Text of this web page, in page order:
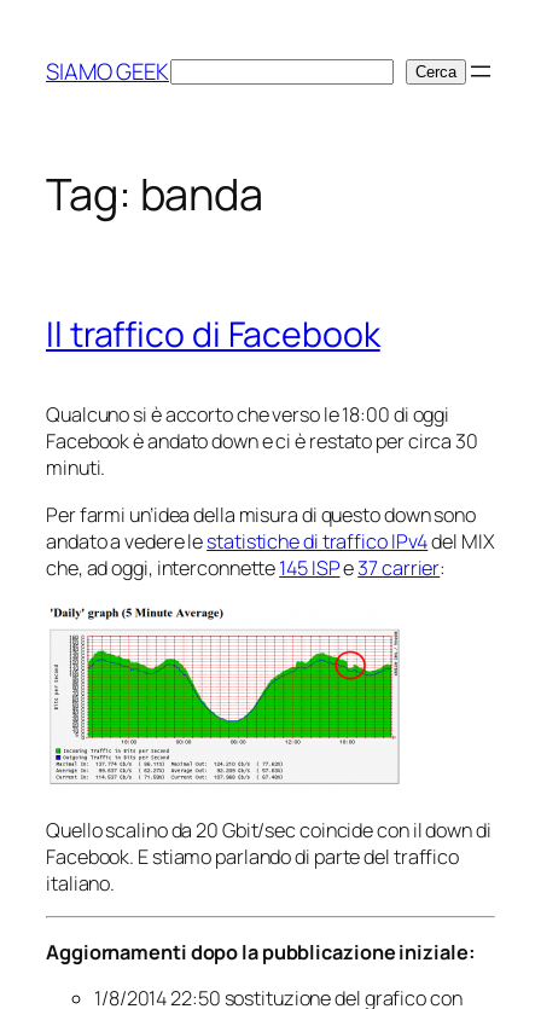
contenuto
SIAMO GEEKCerca Cerca
Tag: banda
Il traffico di Facebook
Qualcuno si è accorto che verso le 18:00 di oggi
Facebook è andato down e ci è restato per circa 30
minuti.
Per farmi un’idea della misura di questo down sono
andato a vedere lestatistiche di traffico IPv4del MIX
che, ad oggi, interconnette145 ISPe37 carrier:
Quello scalino da 20 Gbit/sec coincide con il down di
Facebook. E stiamo parlando di parte del traffico
italiano.
Aggiornamenti dopo la pubblicazione iniziale:
1/8/2014 22:50 sostituzione del grafico con